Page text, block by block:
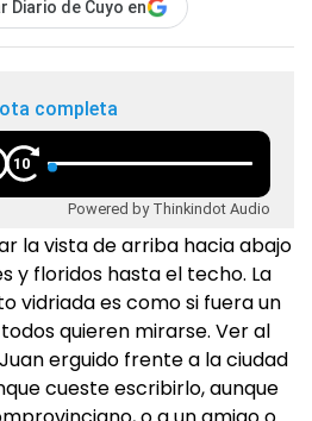
Diario de Cuyo en
completa
10
Powered by Thinkindot Audio
la vista de arriba hacia abajo
y floridos hasta el techo. La
vidriada es como si fuera un
quieren mirarse. Ver al
erguido frente a la ciudad
cueste escribirlo, aunque